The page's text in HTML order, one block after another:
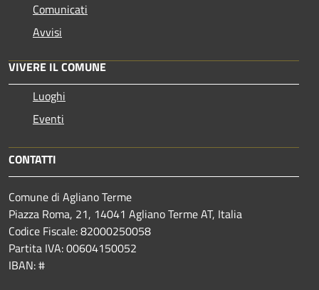
Comunicati
Avvisi
VIVERE IL COMUNE
Luoghi
Eventi
CONTATTI
Comune di Agliano Terme
Piazza Roma, 21, 14041 Agliano Terme AT, Italia
Codice Fiscale: 82000250058
Partita IVA: 00604150052
IBAN: #